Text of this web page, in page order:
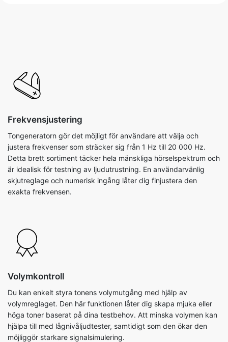
Frekvensjustering
Tongeneratorn gör det möjligt för användare att välja och
justera frekvenser som sträcker sig från 1 Hz till 20 000 Hz.
Detta brett sortiment täcker hela mänskliga hörselspektrum och
är idealisk för testning av ljudutrustning. En användarvänlig
skjutreglage och numerisk ingång låter dig finjustera den
exakta frekvensen.
Volymkontroll
Du kan enkelt styra tonens volymutgång med hjälp av
volymreglaget. Den här funktionen låter dig skapa mjuka eller
höga toner baserat på dina testbehov. Att minska volymen kan
hjälpa till med lågnivåljudtester, samtidigt som den ökar den
möjliggör starkare signalsimulering.